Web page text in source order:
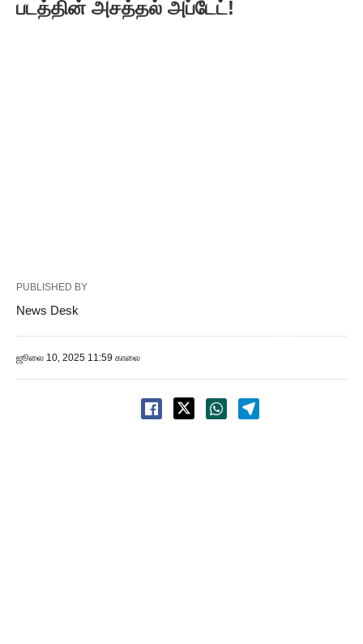
படத்தின் அசத்தல் அப்டேட்!
PUBLISHED BY
News Desk
ஜூலை 10, 2025 11:59 காலை